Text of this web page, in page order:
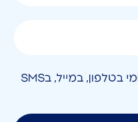
אני מאשר/ת קבלת חומר פרסומי בטלפון, במייל, בSMS